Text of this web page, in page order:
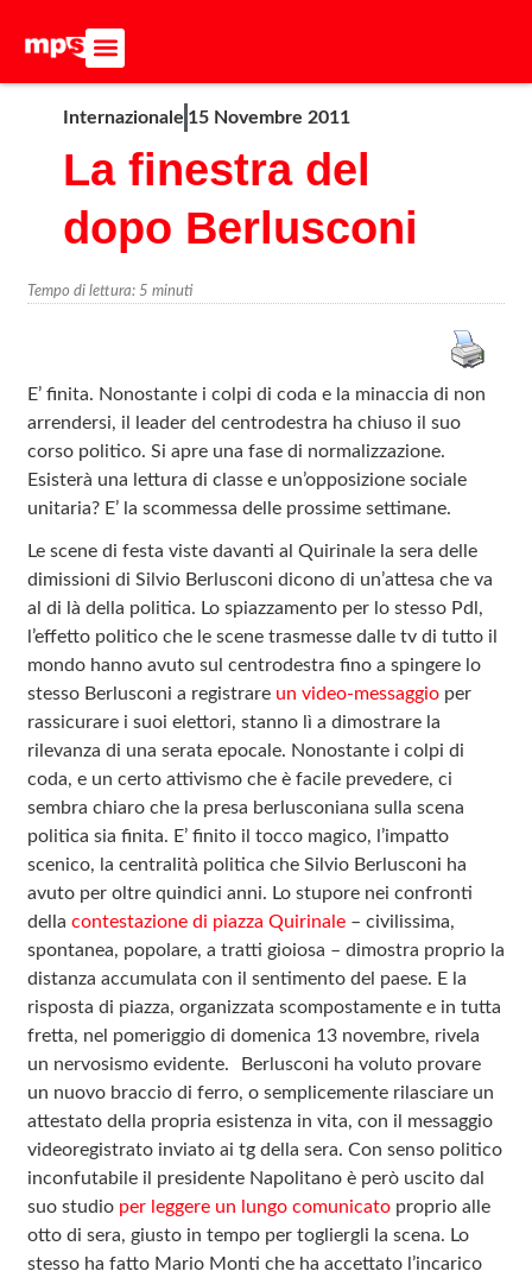
Internazionale 15 Novembre 2011
La finestra del
dopo Berlusconi
Tempo di lettura: 5 minuti
E’ finita. Nonostante i colpi di coda e la minaccia di non
arrendersi, il leader del centrodestra ha chiuso il suo
corso politico. Si apre una fase di normalizzazione.
Esisterà una lettura di classe e un’opposizione sociale
unitaria? E’ la scommessa delle prossime settimane.
Le scene di festa viste davanti al Quirinale la sera delle
dimissioni di Silvio Berlusconi dicono di un’attesa che va
al di là della politica. Lo spiazzamento per lo stesso Pdl,
l’effetto politico che le scene trasmesse dalle tv di tutto il
mondo hanno avuto sul centrodestra fino a spingere lo
stesso Berlusconi a registrareun video-messaggioper
rassicurare i suoi elettori, stanno lì a dimostrare la
rilevanza di una serata epocale. Nonostante i colpi di
coda, e un certo attivismo che è facile prevedere, ci
sembra chiaro che la presa berlusconiana sulla scena
politica sia finita. E’ finito il tocco magico, l’impatto
scenico, la centralità politica che Silvio Berlusconi ha
avuto per oltre quindici anni. Lo stupore nei confronti
della contestazione di piazza Quirinale– civilissima,
spontanea, popolare, a tratti gioiosa – dimostra proprio la
distanza accumulata con il sentimento del paese. E la
risposta di piazza, organizzata scompostamente e in tutta
fretta, nel pomeriggio di domenica 13 novembre, rivela
un nervosismo evidente. Berlusconi ha voluto provare
un nuovo braccio di ferro, o semplicemente rilasciare un
attestato della propria esistenza in vita, con il messaggio
videoregistrato inviato ai tg della sera. Con senso politico
inconfutabile il presidente Napolitano è però uscito dal
suo studio per leggere un lungo comunicatoproprio alle
otto di sera, giusto in tempo per togliergli la scena. Lo
stesso ha fatto Mario Monti che ha accettato l’incarico